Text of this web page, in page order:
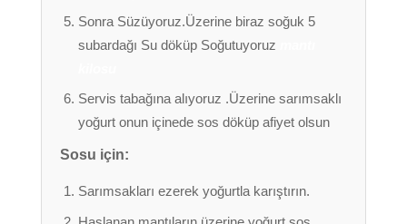
Sonra Süzüyoruz.Üzerine biraz soğuk 5
subardağı Su döküp Soğutuyoruz
Servis tabağına alıyoruz .Üzerine sarımsaklı
yoğurt onun içinede sos döküp afiyet olsun
Sosu için:
Sarımsakları ezerek yoğurtla karıştırın.